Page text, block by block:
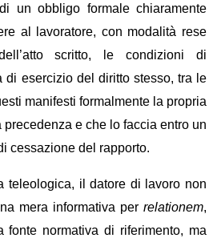
un obbligo formale chiaramente
al lavoratore, con modalità rese
scritto, le condizioni di
di esercizio del diritto stesso, tra le
manifesti formalmente la propria
e che lo faccia entro un
cessazione del rapporto.
teleologica, il datore di lavoro non
mera informativa per relationem,
normativa di riferimento, ma